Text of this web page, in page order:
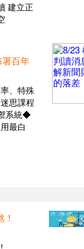
建立正
百年
、特殊
思課程
系統◆
最白
...